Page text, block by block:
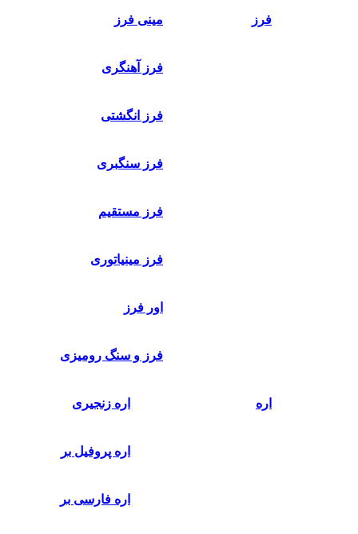
فرز مینی فرز
فرز آهنگری
فرز انگشتی
فرز سنگبری
فرز مستقیم
فرز مینیاتوری
اور فرز
فرز و سنگ رومیزی
اره اره زنجیری
اره پروفیل بر
اره فارسی بر